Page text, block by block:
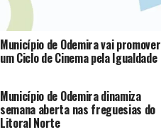
Município de Odemira vai promover
um Ciclo de Cinema pela Igualdade
Município de Odemira dinamiza
semana aberta nas freguesias do
Litoral Norte